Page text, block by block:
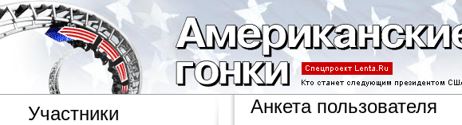
Участники Анкета пользователя